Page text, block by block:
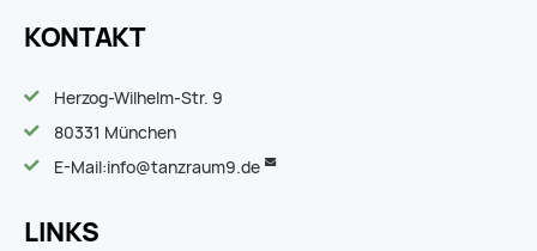
KONTAKT
Herzog-Wilhelm-Str. 9
80331 München
E-Mail:info@tanzraum9.de
LINKS